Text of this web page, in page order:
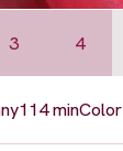
3 4
114 minColor